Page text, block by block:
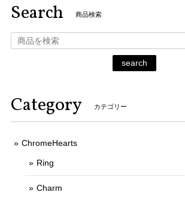
Search 商品検索
search
Category カテゴリー
ChromeHearts
Ring
Charm